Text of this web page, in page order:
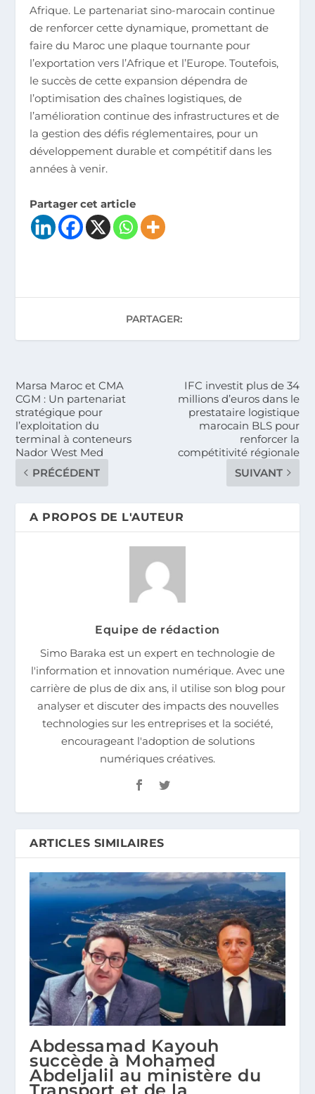
Afrique. Le partenariat sino-marocain continue
de renforcer cette dynamique, promettant de
faire du Maroc une plaque tournante pour
l’exportation vers l’Afrique et l’Europe. Toutefois,
le succès de cette expansion dépendra de
l’optimisation des chaînes logistiques, de
l’amélioration continue des infrastructures et de
la gestion des défis réglementaires, pour un
développement durable et compétitif dans les
années à venir.
Partager cet article
PARTAGER:
Marsa Maroc et CMA
CGM : Un partenariat
stratégique pour
l’exploitation du
terminal à conteneurs
Nador West Med
PRÉCÉDENT
IFC investit plus de 34
millions d’euros dans le
prestataire logistique
marocain BLS pour
renforcer la
compétitivité régionale
SUIVANT
A PROPOS DE L'AUTEUR
Equipe de rédaction
Simo Baraka est un expert en technologie de
l'information et innovation numérique. Avec une
carrière de plus de dix ans, il utilise son blog pour
analyser et discuter des impacts des nouvelles
technologies sur les entreprises et la société,
encourageant l'adoption de solutions
numériques créatives.
ARTICLES SIMILAIRES
Abdessamad Kayouh
succède à Mohamed
Abdeljalil au ministère du
Transport et de la